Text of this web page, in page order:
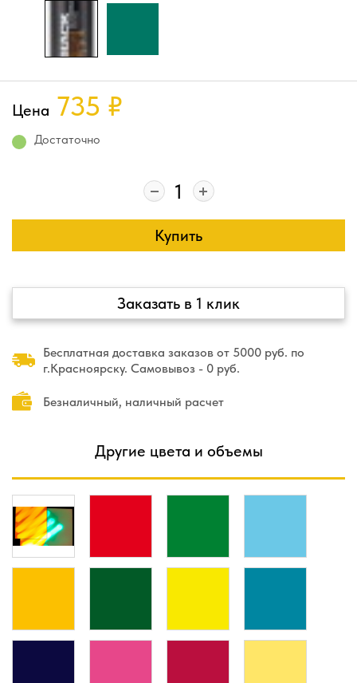
Цена 735 ₽
Достаточно
Купить
Заказать в 1 клик
Бесплатная доставка заказов от 5000 руб. по
г.Красноярску. Самовывоз - 0 руб.
Безналичный, наличный расчет
Другие цвета и объемы